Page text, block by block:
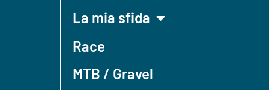
La mia sfida
Race
MTB / Gravel